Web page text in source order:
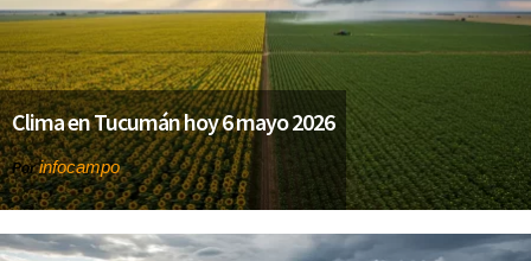
Clima en Tucumán hoy 6 mayo 2026
Porinfocampo